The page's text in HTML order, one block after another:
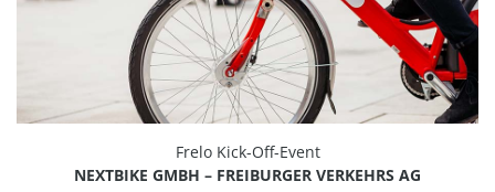
Frelo Kick-Off-Event
NEXTBIKE GMBH – FREIBURGER VERKEHRS AG